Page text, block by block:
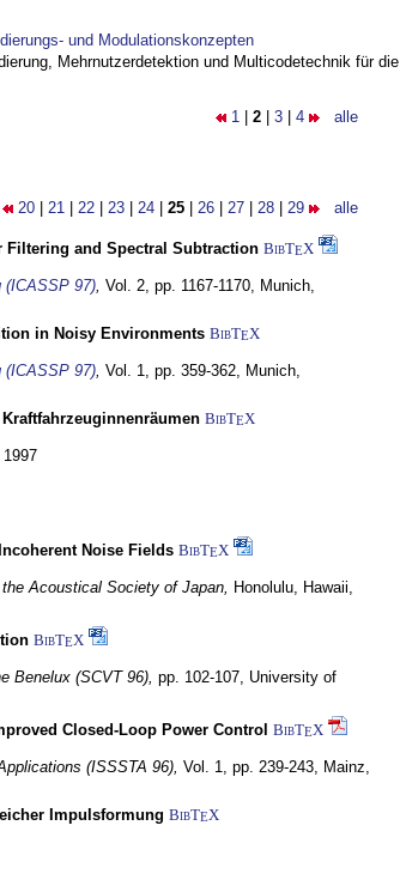
und Modulationskonzepten
Mehrnutzerdetektion und Multicodetechnik für die
1 2 3 4 alle
20 21 22 23 24 25 26 27 28 29 alle
Filtering and Spectral Subtraction BibTEX
(ICASSP 97), Vol. 2, pp. 1167-1170, Munich,
in Noisy Environments BibTEX
(ICASSP 97), Vol. 1, pp. 359-362, Munich,
BibTEX
Noise Fields BibTEX
Acoustical Society of Japan, Honolulu, Hawaii,
BibTEX
Benelux (SCVT 96), pp. 102-107, University of
Closed-Loop Power Control BibTEX
(ISSSTA 96), Vol. 1, pp. 239-243, Mainz,
Impulsformung BibTEX